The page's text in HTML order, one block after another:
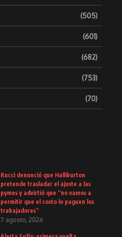
(505)
(601)
(682)
(753)
(70)
Rucci denunció que Halliburton
pretende trasladar el ajuste a las
pymes y advirtió que “no vamos a
permitir que el costo lo paguen los
trabajadores”
7 agosto, 2026